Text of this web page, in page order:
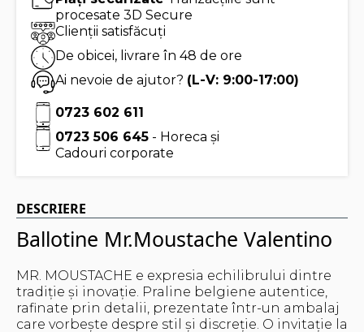
procesate 3D Secure
Clienții satisfăcuți
De obicei, livrare în 48 de ore
Ai nevoie de ajutor? (L-V: 9:00-17:00)
0723 602 611
0723 506 645 - Horeca și
Cadouri corporate
DESCRIERE
Ballotine Mr.Moustache Valentino
MR. MOUSTACHE e expresia echilibrului dintre
tradiție și inovație. Praline belgiene autentice,
rafinate prin detalii, prezentate într-un ambalaj
care vorbește despre stil și discreție. O invitație la